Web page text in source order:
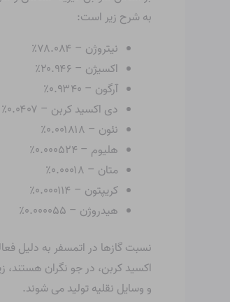
به شرح زیر است:
نیتروژن – ۷۸.۰۸۴٪
اکسیژن – ۲۰.۹۴۶٪
آرگون – ۰.۹۳۴۰٪
دی اکسید کربن – ۰.۰۴۰۷٪
نئون – ۰.۰۰۱۸۱۸٪
هلیوم – ۰.۰۰۰۵۲۴٪
متان – ۰.۰۰۰۱۸٪
کریپتون – ۰.۰۰۰۱۱۴٪
هیدروژن – ۰.۰۰۰۰۵۵٪
نسبت گازها در اتمسفر به دلیل
اکسید کربن، در جو نگران هستند،
و وسایل نقلیه تولید می شوند.